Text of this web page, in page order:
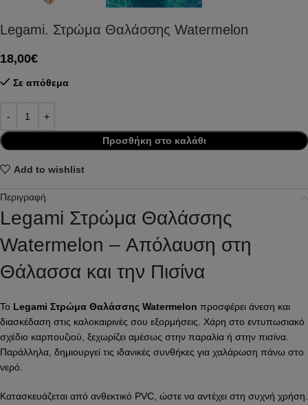
Legami. Στρώμα Θαλάσσης Watermelon
18,00€
Σε απόθεμα
Προσθήκη στο καλάθι
Add to wishlist
Περιγραφή
Legami Στρώμα Θαλάσσης
Watermelon – Απόλαυση στη
Θάλασσα και την Πισίνα
Το Legami Στρώμα Θαλάσσης Watermelon προσφέρει άνεση και
διασκέδαση στις καλοκαιρινές σου εξορμήσεις. Χάρη στο εντυπωσιακό
σχέδιο καρπουζιού, ξεχωρίζει αμέσως στην παραλία ή στην πισίνα.
Παράλληλα, δημιουργεί τις ιδανικές συνθήκες για χαλάρωση πάνω στο
νερό.
Κατασκευάζεται από ανθεκτικό PVC, ώστε να αντέχει στη συχνή χρήση.